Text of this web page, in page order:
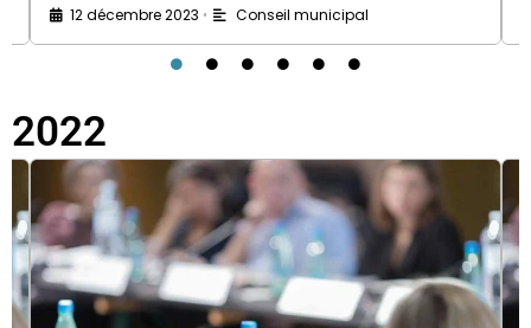
12 décembre 2023 • Conseil municipal
2022